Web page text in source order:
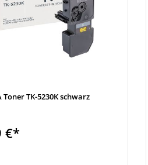
Toner TK-5230K schwarz
€*